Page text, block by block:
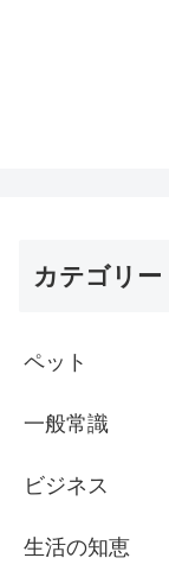
カテゴリー
ペット
一般常識
ビジネス
生活の知恵